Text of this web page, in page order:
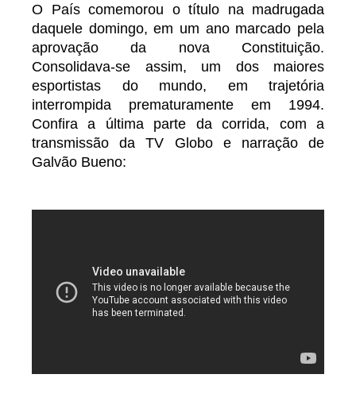
O País comemorou o título na madrugada
daquele domingo, em um ano marcado pela
aprovação da nova Constituição.
Consolidava-se assim, um dos maiores
esportistas do mundo, em trajetória
interrompida prematuramente em 1994.
Confira a última parte da corrida, com a
transmissão da TV Globo e narração de
Galvão Bueno: